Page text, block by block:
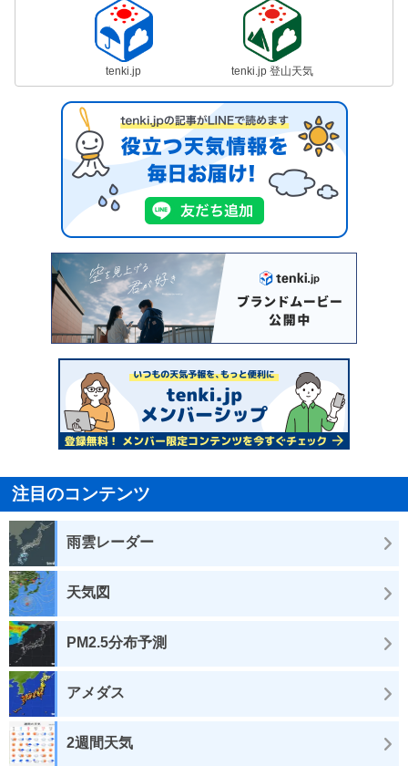
tenki.jp tenki.jp 登山天気
注目のコンテンツ
雨雲レーダー
天気図
PM2.5分布予測
アメダス
2週間天気